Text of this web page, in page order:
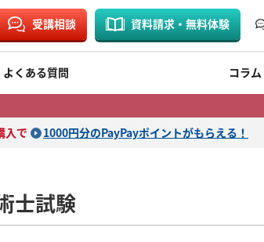
受講相談 資料請求・無料体験
よくある質問 コラム
入で 1000円分のPayPayポイントがもらえる！
士試験